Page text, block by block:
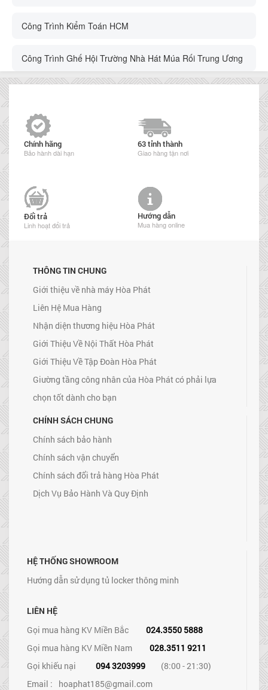
Công Trình Kiểm Toán HCM
Công Trình Ghế Hội Trường Nhà Hát Múa Rối Trung Ương
Chính hãng
Bảo hành dài hạn
63 tỉnh thành
Giao hàng tận nơi
Đổi trả
Linh hoạt đổi trả
Hướng dẫn
Mua hàng online
THÔNG TIN CHUNG
Giới thiệu về nhà máy Hòa Phát
Liên Hệ Mua Hàng
Nhận diện thương hiệu Hòa Phát
Giới Thiệu Về Nội Thất Hòa Phát
Giới Thiệu Về Tập Đoàn Hòa Phát
Giường tầng công nhân của Hòa Phát có phải lựa
chọn tốt dành cho bạn
CHÍNH SÁCH CHUNG
Chính sách bảo hành
Chính sách vận chuyển
Chính sách đổi trả hàng Hòa Phát
Dịch Vụ Bảo Hành Và Quy Định
HỆ THỐNG SHOWROOM
Hướng dẫn sử dụng tủ locker thông minh
LIÊN HỆ
Gọi mua hàng KV Miền Bắc
024.3550 5888
Gọi mua hàng KV Miền Nam
028.3511 9211
Gọi khiếu nại
094 3203999
(8:00 - 21:30)
Email : hoaphat185@gmail.com